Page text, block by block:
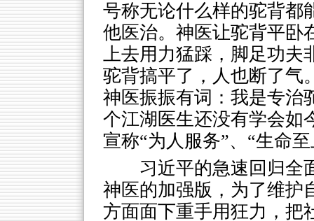
号称无论什么样的驼背都
他医治。神医让驼背平卧
上去用力猛踩，脚足功夫
驼背搞平了，人也断了气
神医振振有词：我是专治
个江湖医生还没有学会如
宣称“为人服务”、“生命
习近平的急速回归全
神医的加强版，为了维护
方面面下重手用狂力，把